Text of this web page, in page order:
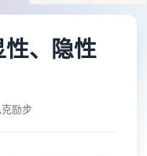
、隐性
励步